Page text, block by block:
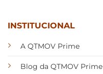
INSTITUCIONAL
A QTMOV Prime
Blog da QTMOV Prime